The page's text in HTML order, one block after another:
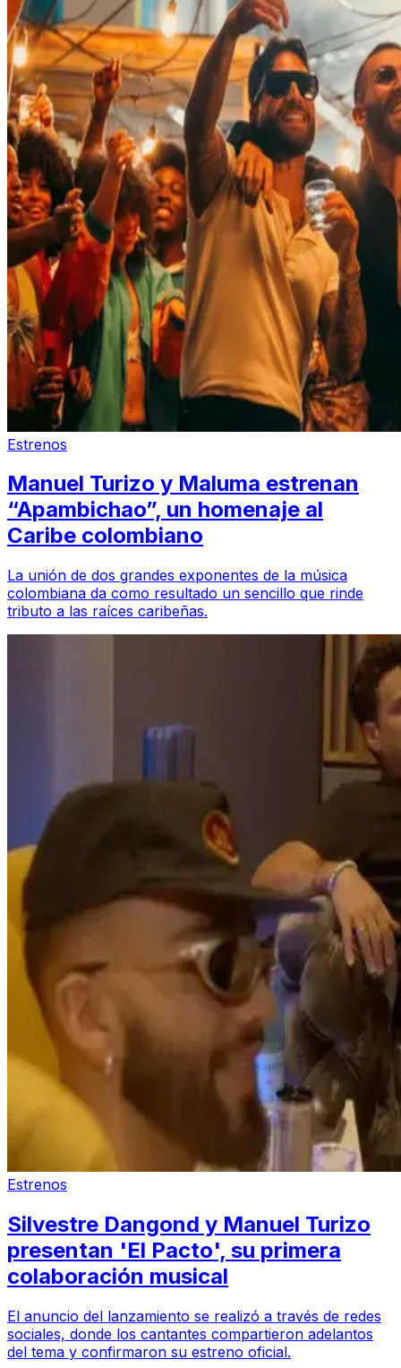
Estrenos
Manuel Turizo y Maluma estrenan
“Apambichao”, un homenaje al
Caribe colombiano
La unión de dos grandes exponentes de la música
colombiana da como resultado un sencillo que rinde
tributo a las raíces caribeñas.
Estrenos
Silvestre Dangond y Manuel Turizo
presentan 'El Pacto', su primera
colaboración musical
El anuncio del lanzamiento se realizó a través de redes
sociales, donde los cantantes compartieron adelantos
del tema y confirmaron su estreno oficial.